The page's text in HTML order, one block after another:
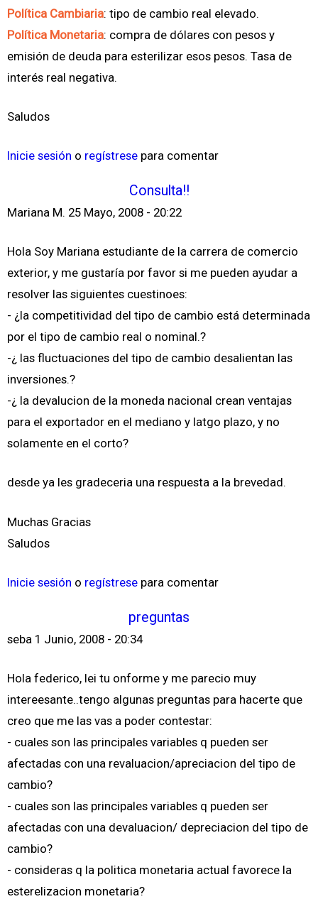
Política Cambiaria: tipo de cambio real elevado.
Política Monetaria: compra de dólares con pesos y
emisión de deuda para esterilizar esos pesos. Tasa de
interés real negativa.
Saludos
Inicie sesión o regístrese para comentar
Consulta!!
Mariana M. 25 Mayo, 2008 - 20:22
Hola Soy Mariana estudiante de la carrera de comercio
exterior, y me gustaría por favor si me pueden ayudar a
resolver las siguientes cuestinoes:
- ¿la competitividad del tipo de cambio está determinada
por el tipo de cambio real o nominal.?
-¿ las fluctuaciones del tipo de cambio desalientan las
inversiones.?
-¿ la devalucion de la moneda nacional crean ventajas
para el exportador en el mediano y latgo plazo, y no
solamente en el corto?
desde ya les gradeceria una respuesta a la brevedad.
Muchas Gracias
Saludos
Inicie sesión o regístrese para comentar
preguntas
seba 1 Junio, 2008 - 20:34
Hola federico, lei tu onforme y me parecio muy
intereesante..tengo algunas preguntas para hacerte que
creo que me las vas a poder contestar:
- cuales son las principales variables q pueden ser
afectadas con una revaluacion/apreciacion del tipo de
cambio?
- cuales son las principales variables q pueden ser
afectadas con una devaluacion/ depreciacion del tipo de
cambio?
- consideras q la politica monetaria actual favorece la
esterelizacion monetaria?